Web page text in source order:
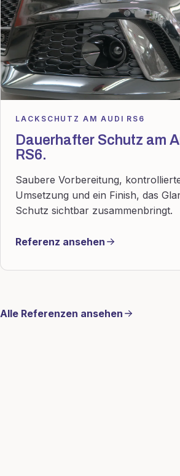
LACKSCHUTZ AM AUDI RS6
Dauerhafter Schutz am
RS6.
Saubere Vorbereitung,
Umsetzung und ein Finish, das
Schutz sichtbar zusammenbringt.
Referenz ansehen
Alle Referenzen ansehen